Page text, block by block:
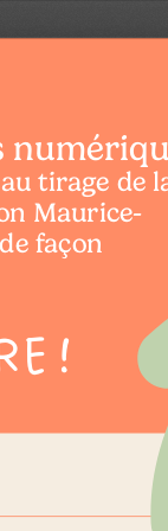
tirage de
Maurice-
façon
!